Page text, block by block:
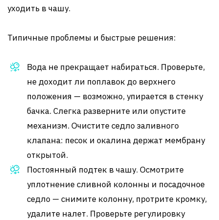
уходить в чашу.
Типичные проблемы и быстрые решения:
Вода не прекращает набираться. Проверьте,
не доходит ли поплавок до верхнего
положения — возможно, упирается в стенку
бачка. Слегка разверните или опустите
механизм. Очистите седло заливного
клапана: песок и окалина держат мембрану
открытой.
Постоянный подтек в чашу. Осмотрите
уплотнение сливной колонны и посадочное
седло — снимите колонну, протрите кромку,
удалите налет. Проверьте регулировку